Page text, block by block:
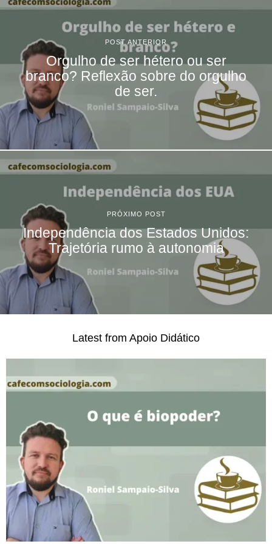
POST ANTERIOR
Orgulho de ser hétero ou ser
branco? Reflexão sobre do orgulho
de ser.
PRÓXIMO POST
Independência dos Estados Unidos:
Trajetória rumo à autonomia
Latest from Apoio Didático